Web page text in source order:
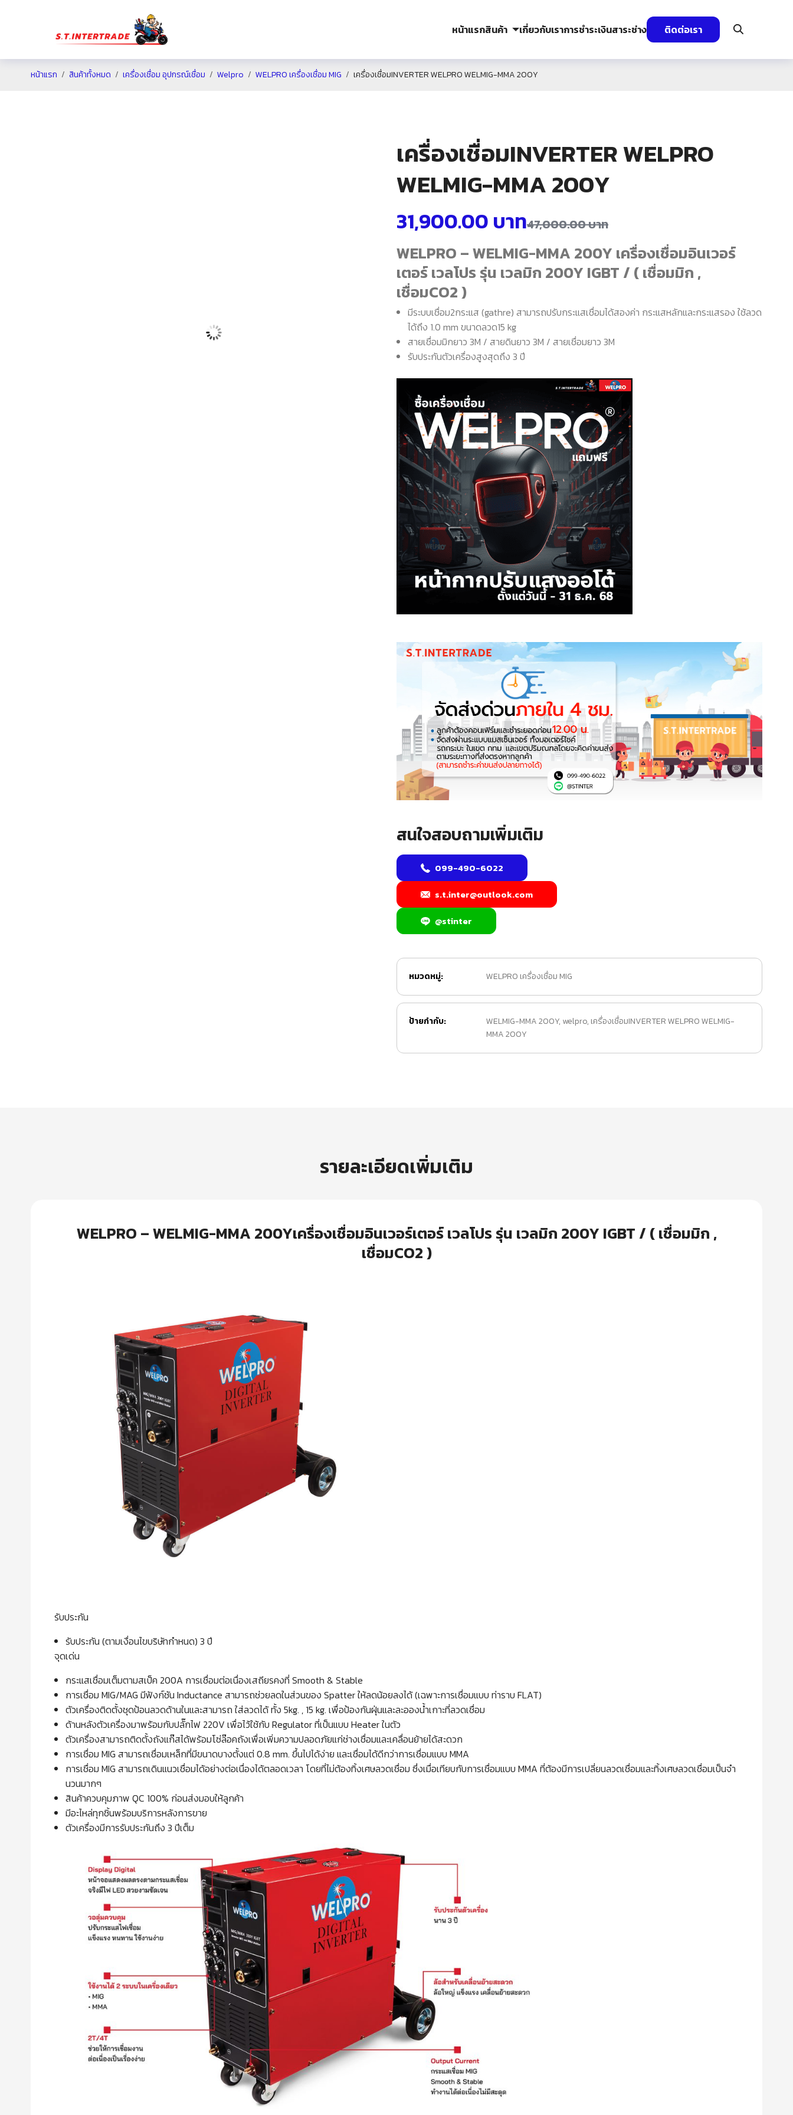
หน้าแรกสินค้า เกี่ยวกับเราการชำระเงินสาระช่าง ติดต่อเรา
หน้าแรก สินค้าทั้งหมด เครื่องเชื่อม อุปกรณ์เชื่อม Welpro WELPRO เครื่องเชื่อม MIG เครื่องเชื่อมINVERTER WELPRO WELMIG-MMA 200Y
เครื่องเชื่อมINVERTER WELPRO
WELMIG-MMA 200Y
47,000.00บาท
31,900.00 บาท
WELPRO – WELMIG-MMA 200Y เครื่องเชื่อมอินเวอร์
เตอร์ เวลโปร รุ่น เวลมิก 200Y IGBT / ( เชื่อมมิก ,
เชื่อมCO2 )
มีระบบเชื่อม2กระแส (gathre) สามารถปรับกระแสเชื่อมได้สองค่า กระแสหลักและกระแสรอง ใช้ลวด
ได้ถึง 1.0 mm ขนาดลวด15 kg
สายเชื่อมมิกยาว 3M / สายดินยาว 3M / สายเชื่อมยาว 3M
รับประกันตัวเครื่องสูงสุดถึง 3 ปี
สนใจสอบถามเพิ่มเติม
099-490-6022
s.t.inter@outlook.com
@stinter
หมวดหมู่: WELPRO เครื่องเชื่อม MIG
ป้ายกำกับ: WELMIG-MMA 200Y, welpro, เครื่องเชื่อมINVERTER WELPRO WELMIG-
MMA 200Y
รายละเอียดเพิ่มเติม
WELPRO – WELMIG-MMA 200Yเครื่องเชื่อมอินเวอร์เตอร์ เวลโปร รุ่น เวลมิก 200Y IGBT / ( เชื่อมมิก ,
เชื่อมCO2 )
รับประกัน
รับประกัน (ตามเงื่อนไขบริษัทกำหนด) 3 ปี
จุดเด่น
กระแสเชื่อมเต็มตามสเป็ค 200A การเชื่อมต่อเนื่องเสถียรคงที่ Smooth & Stable
การเชื่อม MIG/MAG มีฟังก์ชัน Inductance สามารถช่วยลดในส่วนของ Spatter ให้ลดน้อยลงได้ (เฉพาะการเชื่อมแบบ ท่าราบ FLAT)
ตัวเครื่องติดตั้งชุดป้อนลวดด้านในและสามารถ ใส่ลวดได้ ทั้ง 5kg. , 15 kg. เพื่อป้องกันฝุ่นและละอองน้ำเกาะที่ลวดเชื่อม
ด้านหลังตัวเครื่องมาพร้อมกับปลั๊กไฟ 220V เพื่อไว้ใช้กับ Regulator ที่เป็นแบบ Heater ในตัว
ตัวเครื่องสามารถติดตั้งถังแก๊สได้พร้อมโซ่ล๊อคถังเพื่อเพิ่มความปลอดภัยแก่ช่างเชื่อมและเคลื่อนย้ายได้สะดวก
การเชื่อม MIG สามารถเชื่อมเหล็กที่มีขนาดบางตั้งแต่ 0.8 mm. ขึ้นไปได้ง่าย และเชื่อมได้ดีกว่าการเชื่อมแบบ MMA
การเชื่อม MIG สามารถเดินแนวเชื่อมได้อย่างต่อเนื่องได้ตลอดเวลา โดยที่ไม่ต้องทิ้งเศษลวดเชื่อม ซึ่งเมื่อเทียบกับการเชื่อมแบบ MMA ที่ต้องมีการเปลี่ยนลวดเชื่อมและทิ้งเศษลวดเชื่อมเป็นจำ
นวนมากๆ
สินค้าควบคุมภาพ QC 100% ก่อนส่งมอบให้ลูกค้า
มีอะไหล่ทุกชิ้นพร้อมบริการหลังการขาย
ตัวเครื่องมีการรับประกันถึง 3 ปีเต็ม